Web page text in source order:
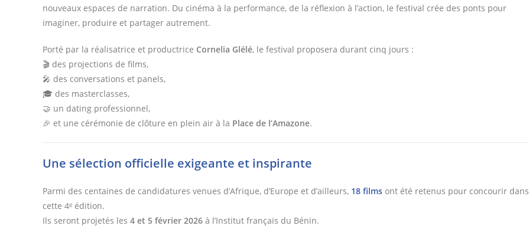
nouveaux espaces de narration. Du cinéma à la performance, de la réflexion à l’action, le festival crée des ponts pour
imaginer, produire et partager autrement.
Porté par la réalisatrice et productrice Cornelia Glélé, le festival proposera durant cinq jours :
🎬 des projections de films,
🎤 des conversations et panels,
🎓 des masterclasses,
🤝 un dating professionnel,
🎉 et une cérémonie de clôture en plein air à la Place de l’Amazone.
Une sélection officielle exigeante et inspirante
Parmi des centaines de candidatures venues d’Afrique, d’Europe et d’ailleurs, 18 films ont été retenus pour concourir dans
cette 4ᵉ édition.
Ils seront projetés les 4 et 5 février 2026 à l’Institut français du Bénin.